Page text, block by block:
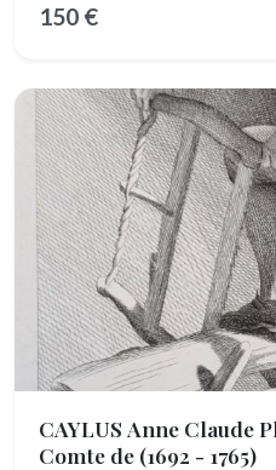
150 €
CAYLUS Anne Claude
Comte de (1692 - 1765)